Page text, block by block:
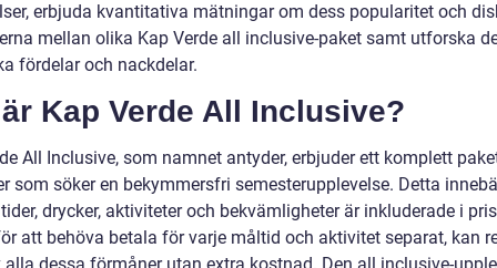
erbjuda kvantitativa mätningar om dess popularitet och
mellan olika Kap Verde all inclusive-paket samt utforska
fördelar och nackdelar.
Kap Verde All Inclusive?
All Inclusive, som namnet antyder, erbjuder ett komplett
som söker en bekymmersfri semesterupplevelse. Detta
drycker, aktiviteter och bekvämligheter är inkluderade i
att behöva betala för varje måltid och aktivitet separat, kan